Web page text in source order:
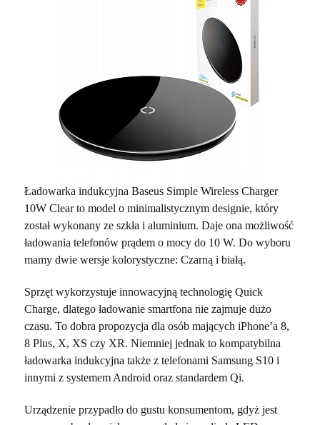
Ładowarka indukcyjna Baseus Simple Wireless Charger
10W Clear to model o minimalistycznym designie, który
został wykonany ze szkła i aluminium. Daje ona możliwość
ładowania telefonów prądem o mocy do 10 W. Do wyboru
mamy dwie wersje kolorystyczne: Czarną i białą.
Sprzęt wykorzystuje innowacyjną technologię Quick
Charge, dlatego ładowanie smartfona nie zajmuje dużo
czasu. To dobra propozycja dla osób mających iPhone’a 8,
8 Plus, X, XS czy XR. Niemniej jednak to kompatybilna
ładowarka indukcyjna także z telefonami Samsung S10 i
innymi z systemem Android oraz standardem Qi.
Urządzenie przypadło do gustu konsumentom, gdyż jest